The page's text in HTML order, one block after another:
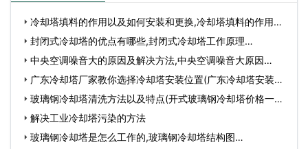
冷却塔填料的作用以及如何安装和更换,冷却塔填料的作用是
增…封闭式冷却塔的优点有哪些,封闭式冷却塔工作原理…
中央空调噪音大的原因及解决方法,中央空调噪音大原因…
广东冷却塔厂家教你选择冷却塔安装位置(广东冷却塔安装图)
… 玻璃钢冷却塔清洗方法以及特点(开式玻璃钢冷却塔价格一般
是…解决工业冷却塔污染的方法
玻璃钢冷却塔是怎么工作的,玻璃钢冷却塔结构图…